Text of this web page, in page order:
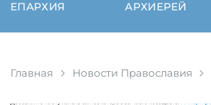
ЕПАРХИЯ АРХИЕРЕЙ
Главная Новости Православия